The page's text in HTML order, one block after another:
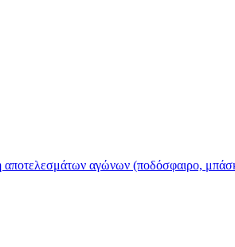
αγώνων (ποδόσφαιρο,